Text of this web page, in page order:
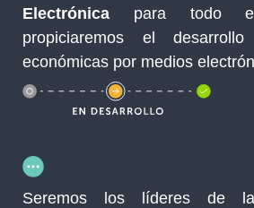
Electrónica para todo
propiciaremos el
económicas por medios
Seremos los líderes de